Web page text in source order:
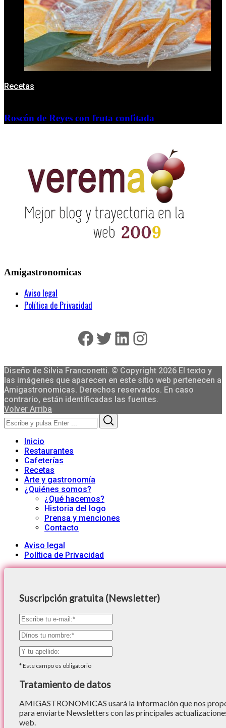
Recetas
Roscón de Reyes con fruta confitada
Amigastronomicas
Aviso legal
Política de Privacidad
Facebook
Twitter
LinkedIn
Instagram
Diseño de Silvia Franconetti. © Copyright 2026 El texto y
las imágenes que aparecen en este sitio web pertenecen a
Amigastronomicas. Derechos reservados. En caso
contrario, están identificadas las fuentes.
Volver Arriba
Search
for:
Inicio
Restaurantes
Cafeterías
Recetas
Arte y gastronomía
¿Quiénes somos?
¿Qué hacemos?
Historia del logo
Prensa y menciones
Contacto
Aviso legal
Política de Privacidad
Suscripción gratuita (Newsletter)
*Este campo es obligatorio
Tratamiento de datos
AMIGASTRONOMICAS usará la información que nos
para enviarte Newsletters con las principales
web.